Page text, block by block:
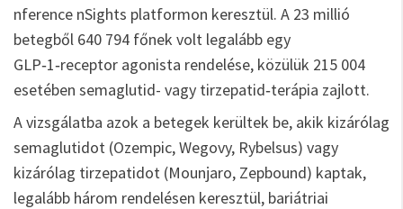
nference nSights platformon keresztül. A 23 millió
betegből 640 794 főnek volt legalább egy
GLP‑1‑receptor agonista rendelése, közülük 215 004
esetében semaglutid- vagy tirzepatid‑terápia zajlott.
A vizsgálatba azok a betegek kerültek be, akik kizárólag
semaglutidot (Ozempic, Wegovy, Rybelsus) vagy
kizárólag tirzepatidot (Mounjaro, Zepbound) kaptak,
legalább három rendelésen keresztül, bariátriai